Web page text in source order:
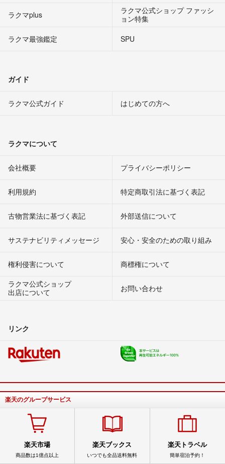
ラクマplus
ラクマ公式ショップ ファッシ
ョン特集
ラクマ最強鑑定
SPU
ガイド
ラクマ公式ガイド はじめての方へ
ラクマについて
会社概要 プライバシーポリシー
利用規約 特定商取引法に基づく表記
古物営業法に基づく表記 外部送信について
サステナビリティメッセージ 安心・安全のための取り組み
権利侵害について
商標権について
ラクマ公式ショップ
出店について
お問い合わせ
リンク
楽天のグループサービス
楽天市場
商品数は1億点以上
楽天ブックス
いつでも全品送料無料
楽天トラベル
簡単宿泊予約！